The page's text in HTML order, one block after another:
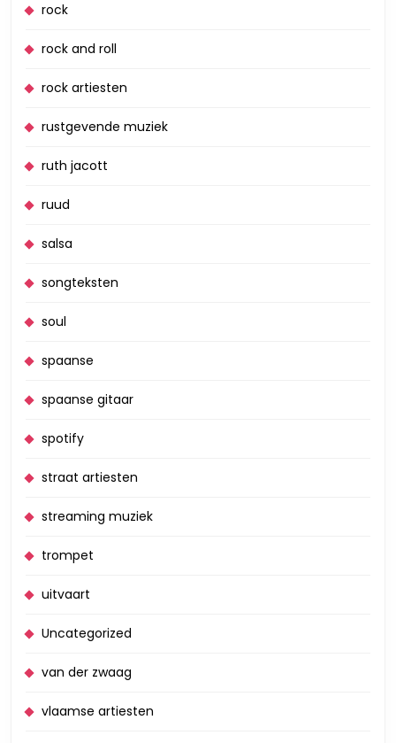
rock
rock and roll
rock artiesten
rustgevende muziek
ruth jacott
ruud
salsa
songteksten
soul
spaanse
spaanse gitaar
spotify
straat artiesten
streaming muziek
trompet
uitvaart
Uncategorized
van der zwaag
vlaamse artiesten